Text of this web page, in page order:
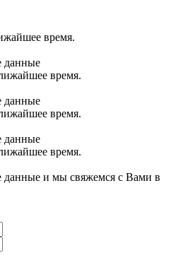
время.
данные
время.
данные
время.
данные
время.
данные и мы свяжемся с Вами в